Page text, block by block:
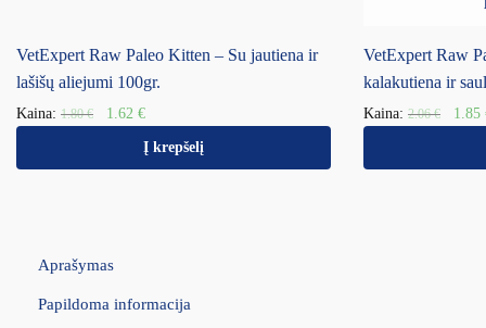
VetExpert Raw Paleo Kitten – Su jautiena ir
lašišų aliejumi 100gr.
Kaina: 1.80€ 1.62 €
Į krepšelį
VetExpert Raw
kalakutiena ir
Kaina: 2.06€ 1.85
Aprašymas
Papildoma informacija